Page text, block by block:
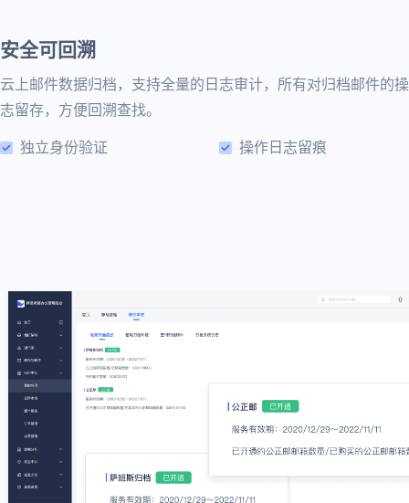
安全可回溯
云上邮件数据归档，支持全量的日志审计，所有对归档邮件的
志留存，方便回溯查找。
独立身份验证 操作日志留痕